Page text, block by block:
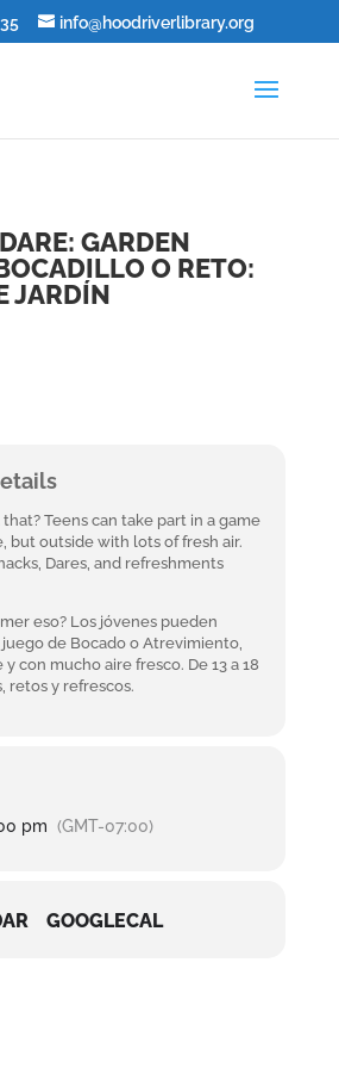
info@hoodriverlibrary.org
GARDEN
O RETO:
JARDÍN
Teens can take part in a game
but outside with lots of fresh air.
Dares, and refreshments
eso? Los jóvenes pueden
de Bocado o Atrevimiento,
con mucho aire fresco. De 13 a 18
retos y refrescos.
pm (GMT-07:00)
GOOGLECAL